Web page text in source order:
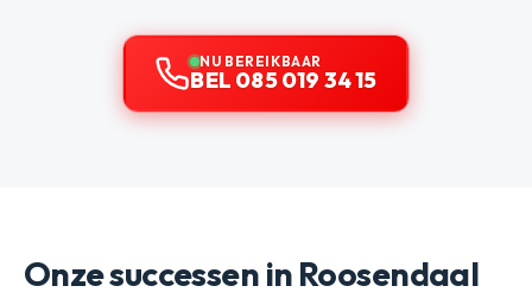
NU BEREIKBAAR
BEL 085 019 34 15
Onze successen in Roosendaal